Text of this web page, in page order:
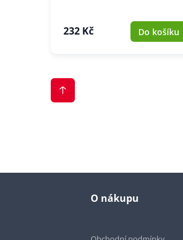
232 Kč Do košíku
O nákupu